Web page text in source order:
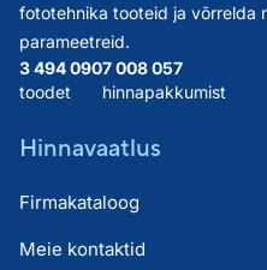
fototehnika tooteid ja võrrelda
parameetreid.
3 494 090
toodet
7 008 057
hinnapakkumist
Hinnavaatlus
Firmakataloog
Meie kontaktid